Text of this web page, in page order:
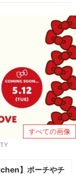
すべての画像
】ポーチやチ